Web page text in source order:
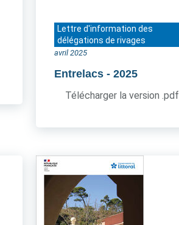
Lettre d'information des
délégations de rivages
avril 2025
Entrelacs - 2025
Télécharger la version .pdf